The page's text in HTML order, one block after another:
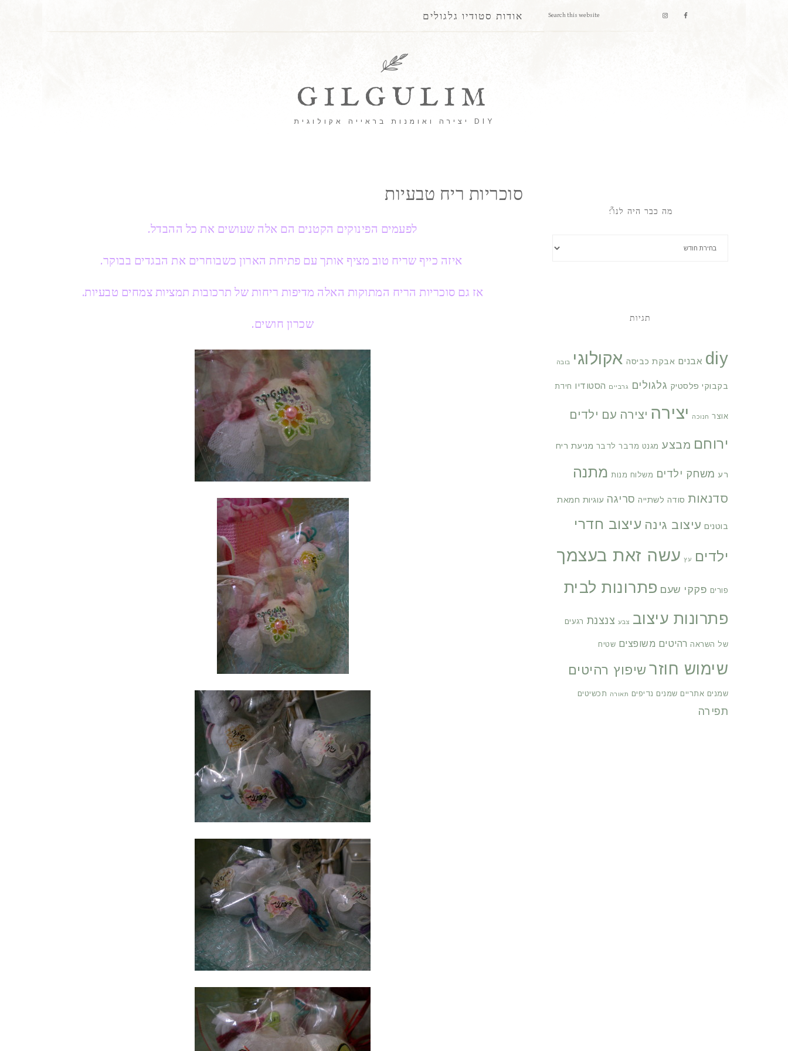
אודות סטודיו גלגולים
GILGULIM
DIY יצירה ואומנות בראייה אקולוגית
סוכריות ריח טבעיות
לפעמים הפינוקים הקטנים הם אלה שעושים את כל ההבדל.
איזה כייף שריח טוב מציף אותך עם פתיחת הארון כשבוחרים את הבגדים בבוקר.
אז גם סוכריות הריח המתוקות האלה מדיפות ריחות של תרכובות תמציות צמחים טבעיות.
שכרון חושים.
מה כבר היה לנו?
תגיות
diy אבנים אבקת כביסה אקולוגי בובה
בקבוקי פלסטיק גלגולים גרביים הסטודיו חידת
אוצר חנוכה יצירה יצירה עם ילדים
ירוחם מבצע מגנט מדבר לדבר מניעת ריח
רע משחק ילדים משלוח מנות מתנה
סדנאות סודה לשתייה סריגה עוגיות חמאת
בוטנים עיצוב גינה עיצוב חדרי
ילדים עץ עשה זאת בעצמך
פורים פקקי שעם פתרונות לבית
פתרונות עיצוב צבע צנצנת רגעים
של השראה רהיטים משופצים שטיח
שימוש חוזר שיפוץ רהיטים
שמנים אתריים שמנים נדיפים תאורה תכשיטים
תפירה